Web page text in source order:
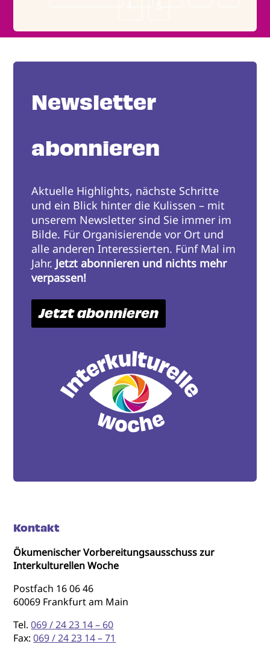
Newsletter
abonnieren
Aktuelle Highlights, nächste Schritte
und ein Blick hinter die Kulissen – mit
unserem Newsletter sind Sie immer im
Bilde. Für Organisierende vor Ort und
alle anderen Interessierten. Fünf Mal im
Jahr. Jetzt abonnieren und nichts mehr
verpassen!
Jetzt abonnieren
Kontakt
Ökumenischer Vorbereitungsausschuss zur
Interkulturellen Woche
Postfach 16 06 46
60069 Frankfurt am Main
Tel.069 / 24 23 14 – 60
Fax:069 / 24 23 14 – 71